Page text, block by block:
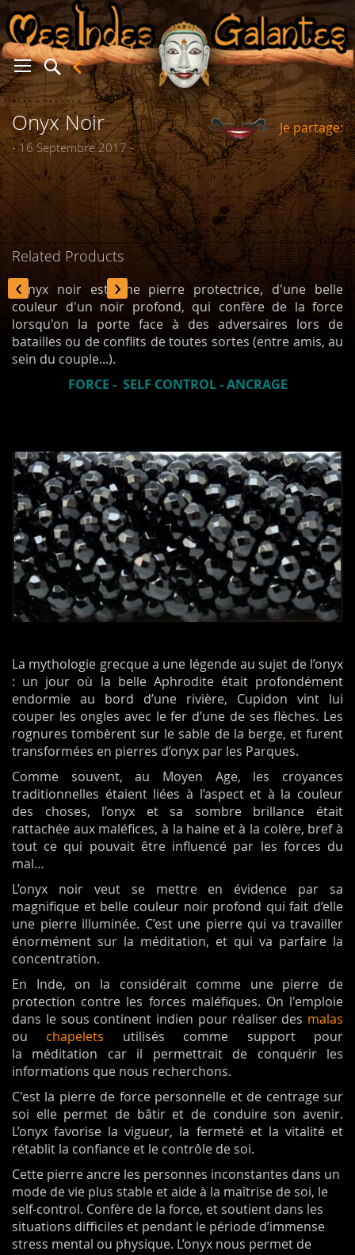
Onyx Noir
- 16 Septembre 2017 -
Je partage:
Related Products
‹ ›
L'onyx noir est une pierre protectrice, d'une belle
couleur d'un noir profond, qui confère de la force
lorsqu'on la porte face à des adversaires lors de
batailles ou de conflits de toutes sortes (entre amis, au
sein du couple...).
FORCE - SELF CONTROL - ANCRAGE
La mythologie grecque a une légende au sujet de l’onyx
: un jour où la belle Aphrodite était profondément
endormie au bord d’une rivière, Cupidon vint lui
couper les ongles avec le fer d’une de ses flèches. Les
rognures tombèrent sur le sable de la berge, et furent
transformées en pierres d’onyx par les Parques.
Comme souvent, au Moyen Age, les croyances
traditionnelles étaient liées à l’aspect et à la couleur
des choses, l’onyx et sa sombre brillance était
rattachée aux maléfices, à la haine et à la colère, bref à
tout ce qui pouvait être influencé par les forces du
mal…
L’onyx noir veut se mettre en évidence par sa
magnifique et belle couleur noir profond qui fait d’elle
une pierre illuminée. C’est une pierre qui va travailler
énormément sur la méditation, et qui va parfaire la
concentration.
En Inde, on la considérait comme une pierre de
protection contre les forces maléfiques. On l'emploie
dans le sous continent indien pour réaliser des malas
ou chapelets utilisés comme support pour
la méditation car il permettrait de conquérir les
informations que nous recherchons.
C'est la pierre de force personnelle et de centrage sur
soi elle permet de bâtir et de conduire son avenir.
L’onyx favorise la vigueur, la fermeté et la vitalité et
rétablit la confiance et le contrôle de soi.
Cette pierre ancre les personnes inconstantes dans un
mode de vie plus stable et aide à la maîtrise de soi, le
self-control. Confère de la force, et soutient dans les
situations difficiles et pendant le période d’immense
stress mental ou physique. L’onyx nous permet de